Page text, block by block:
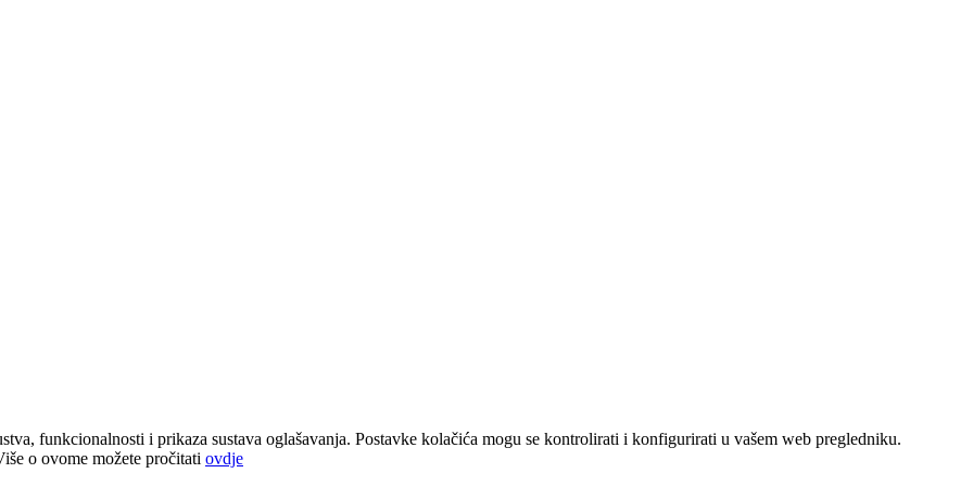
funkcionalnosti i prikaza sustava oglašavanja. Postavke kolačića mogu se kontrolirati i konfigurirati u vašem web pregledniku.
o ovome možete pročitati ovdje